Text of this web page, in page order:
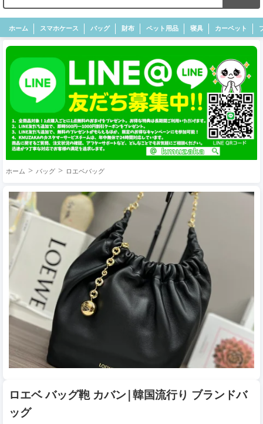
ホーム スマホケース バッグ 財布 ペット用品 寝具 カーペット
ホーム バッグ ロエベバッグ
ロエベ バッグ鞄 カバン|韓国流行り ブランドバ
ッグ